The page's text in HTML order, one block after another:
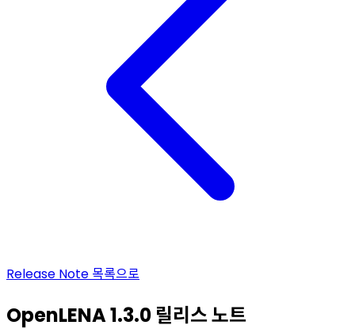
Release Note 목록으로
OpenLENA 1.3.0 릴리스 노트